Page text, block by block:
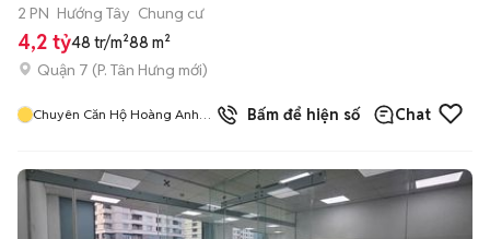
2 PN Hướng Tây Chung cư
4,2 tỷ48 tr/m²88 m²
Quận 7 (P. Tân Hưng mới)
Chuyên Căn Hộ Hoàng Anh
8đã bán
Bấm để hiện số Chat